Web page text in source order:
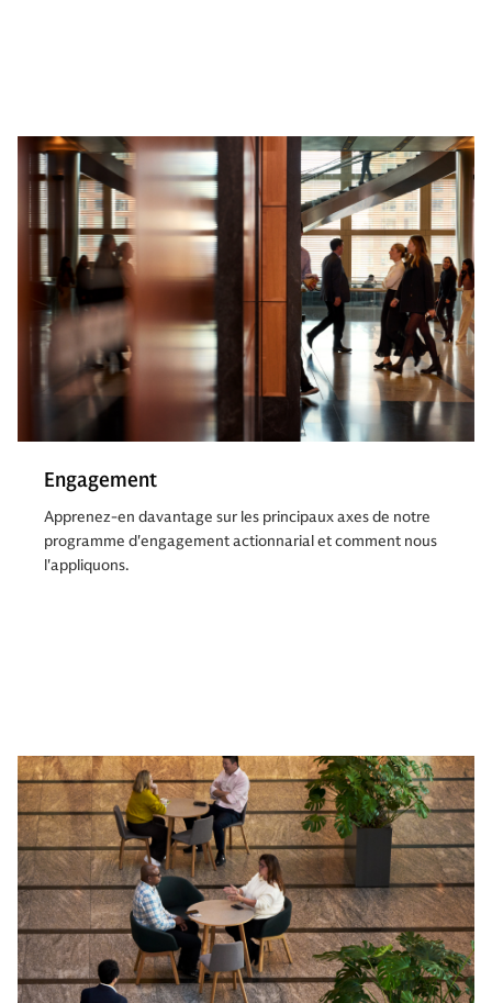
Engagement
Apprenez-en davantage sur les principaux axes de notre
programme d'engagement actionnarial et comment nous
l'appliquons.